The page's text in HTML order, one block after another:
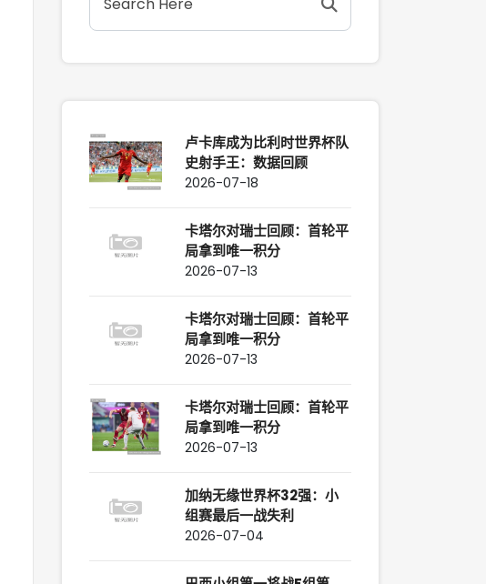
卢卡库成为比利时世界杯队
史射手王：数据回顾
2026-07-18
卡塔尔对瑞士回顾：首轮平
局拿到唯一积分
2026-07-13
卡塔尔对瑞士回顾：首轮平
局拿到唯一积分
2026-07-13
卡塔尔对瑞士回顾：首轮平
局拿到唯一积分
2026-07-13
加纳无缘世界杯32强：小
组赛最后一战失利
2026-07-04